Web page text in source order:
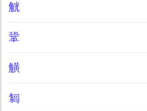
觥
鞏
觵
匔